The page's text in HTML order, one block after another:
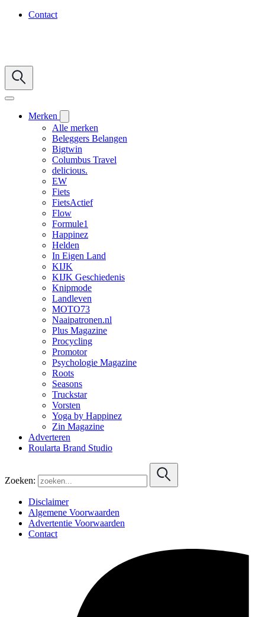
Contact
Merken
Alle merken
Beleggers Belangen
Bigtwin
Columbus Travel
delicious.
EW
Fiets
FietsActief
Flow
Formule1
Happinez
Helden
In Eigen Land
KIJK
KIJK Geschiedenis
Knipmode
Landleven
MOTO73
Naaipatronen.nl
Plus Magazine
Procycling
Promotor
Psychologie Magazine
Roots
Seasons
Truckstar
Vorsten
Yoga by Happinez
Zin Magazine
Adverteren
Roularta Brand Studio
Zoeken:
Disclaimer
Algemene Voorwaarden
Advertentie Voorwaarden
Contact